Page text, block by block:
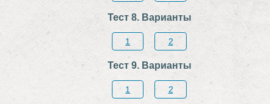
Тест 8. Варианты
1 2
Тест 9. Варианты
1 2